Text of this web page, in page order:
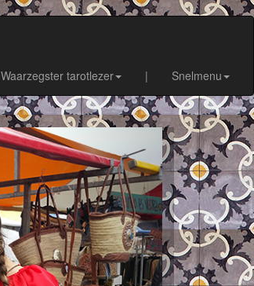
Waarzegster tarotlezer | Snelmenu